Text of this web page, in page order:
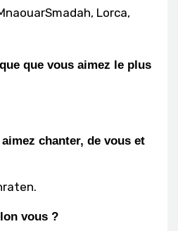
Lorca,
que vous aimez le plus
chanter, de vous et
vous ?